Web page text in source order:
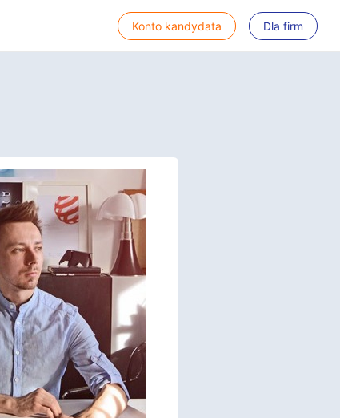
Konto kandydata Dla firm